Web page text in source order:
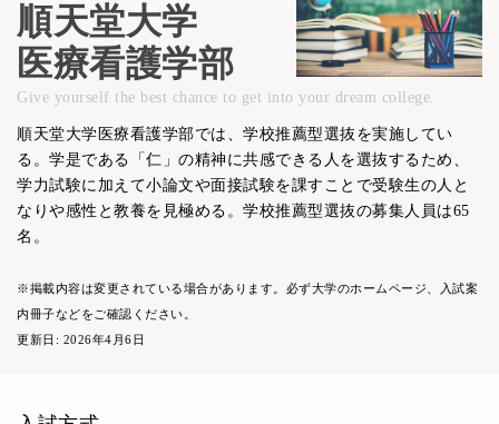
順天堂大学
医療看護学部
Give yourself the best chance to get into your dream college.
順天堂大学医療看護学部では、学校推薦型選抜を実施してい
る。学是である「仁」の精神に共感できる人を選抜するため、
学力試験に加えて小論文や面接試験を課すことで受験生の人と
なりや感性と教養を見極める。学校推薦型選抜の募集人員は65
名。
※掲載内容は変更されている場合があります。必ず大学のホームページ、入試案
内冊子などをご確認ください。
更新日: 2026年4月6日